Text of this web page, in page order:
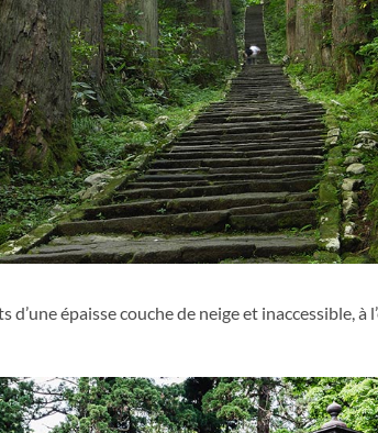
d’une épaisse couche de neige et inaccessible, à